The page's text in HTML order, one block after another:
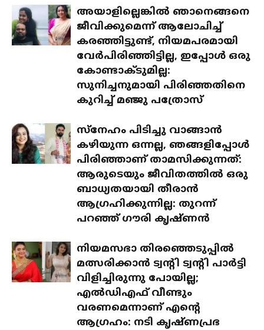
അയാളില്ലെങ്കിൽ ഞാനെങ്ങനെ
ജീവിക്കുമെന്ന് ആലോചിച്ച്
കരഞ്ഞിട്ടുണ്ട്, നിയമപരമായി
വേർപിരിഞ്ഞിട്ടില്ല, ഇപ്പോൾ ഒരു
കോണ്ടാക്ടുമില്ല:
സുനിച്ചനുമായി പിരിഞ്ഞതിനെ
കുറിച്ച് മഞ്ജു പത്രോസ്
സ്‌നേഹം പിടിച്ചു വാങ്ങാൻ
കഴിയുന്ന ഒന്നല്ല, ഞങ്ങളിപ്പോൾ
പിരിഞ്ഞാണ് താമസിക്കുന്നത്:
ആരുടെയും ജീവിതത്തിൽ ഒരു
ബാധ്യതയായി തീരാൻ
ആഗ്രഹിക്കുന്നില്ല: തുറന്ന്
പറഞ്ഞ് ഗൗരി കൃഷ്ണൻ
നിയമസഭാ തിരഞ്ഞെടുപ്പിൽ
മത്സരിക്കാൻ ട്വന്റി ട്വന്റി പാർട്ടി
വിളിച്ചിരുന്നു പോയില്ല;
എൽഡിഎഫ് വീണ്ടും
വരണമെന്നാണ് എന്റെ
ആഗ്രഹം: നടി കൃഷ്ണപ്രഭ